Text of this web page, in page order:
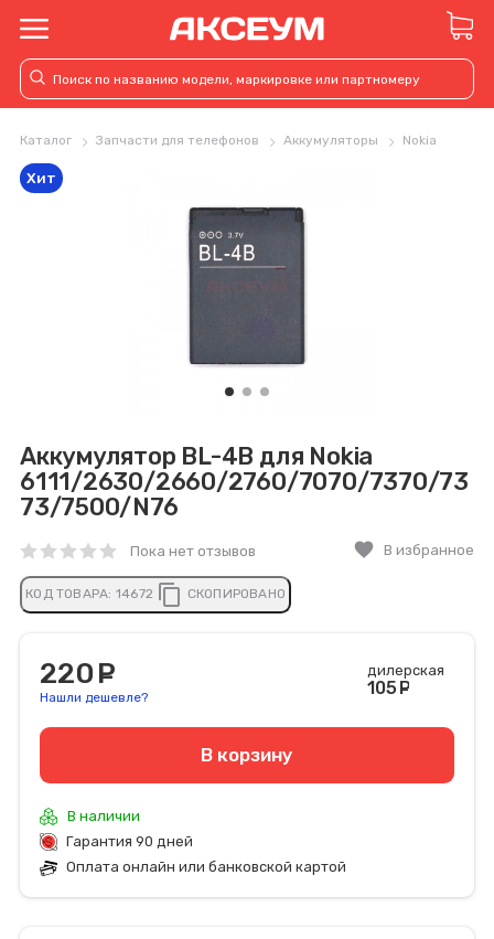
Каталог Запчасти для телефонов Аккумуляторы Nokia
Аккумулятор BL-4B для Nokia
6111/2630/2660/2760/7070/7370/73
73/7500/N76
Пока нет отзывов favorite В избранное
КОД ТОВАРА: 14672 content_copy СКОПИРОВАНО
Хит
220
Нашли дешевле?
дилерская
105
В корзину
В наличии
Гарантия 90 дней
Оплата онлайн или банковской картой